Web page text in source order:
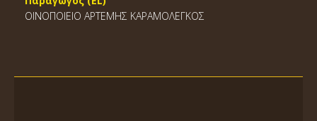
ΟΙΝΟΠΟΙΕΙΟ ΑΡΤΕΜΗΣ ΚΑΡΑΜΟΛΕΓΚΟΣ